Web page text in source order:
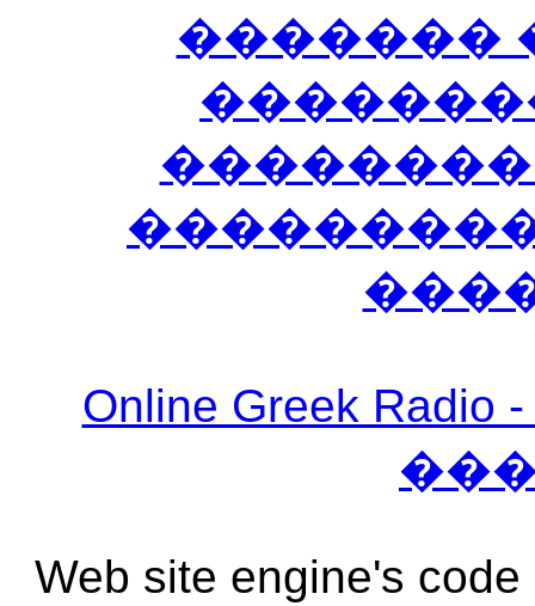
�������
Online Greek
Web site engine's